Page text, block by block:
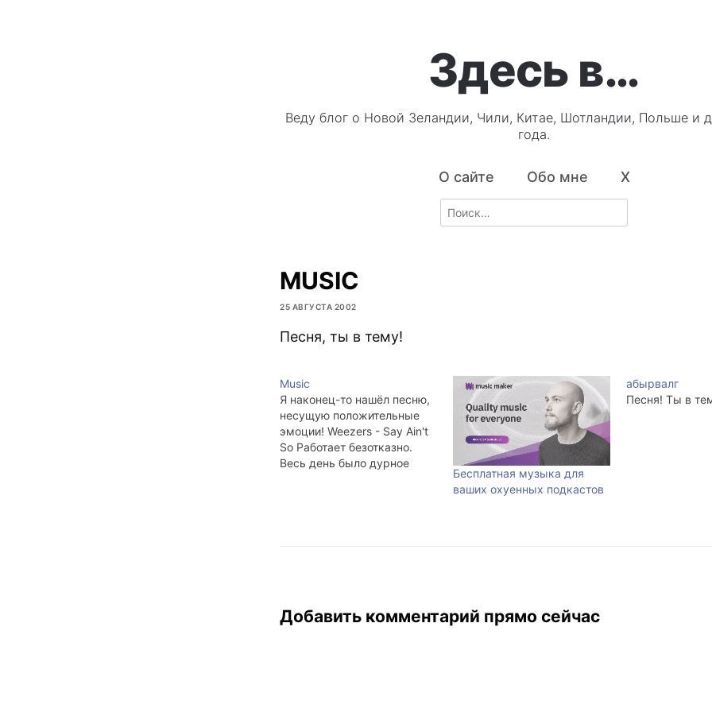
Здесь в…
Веду блог о Новой Зеландии, Чили, Китае, Шотландии, Польше и
года.
О сайте Обо мне X
Search
for:
MUSIC
25 АВГУСТА 2002
Песня, ты в тему!
Music
Я наконец-то нашёл песню,
несущую положительные
эмоции! Weezers - Say Ain't
So Работает безотказно.
Весь день было дурное
Бесплатная музыка для
ваших охуенных подкастов
абырвалг
Песня! Ты в
Добавить комментарий прямо сейчас